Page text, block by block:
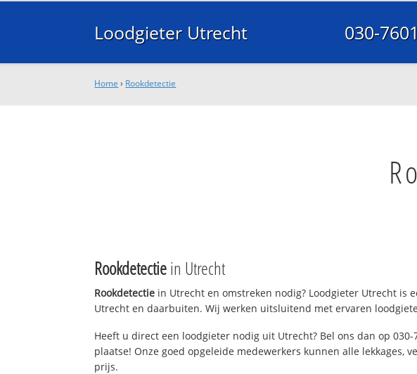
Loodgieter Utrecht 030-
Home › Rookdetectie
Rookdetectiein Utrecht
Rookdetectie in Utrecht en omstreken nodig? Loodgieter Utrecht is
Utrecht en daarbuiten. Wij werken uitsluitend met ervaren
Heeft u direct een loodgieter nodig uit Utrecht? Bel ons dan op
plaatse! Onze goed opgeleide medewerkers kunnen alle
prijs.